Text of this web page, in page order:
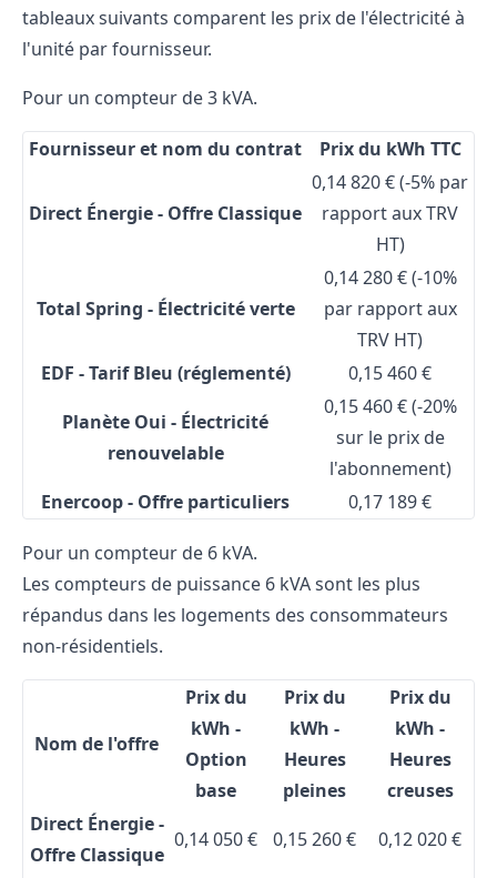
tableaux suivants comparent les prix de l'électricité à
l'unité par fournisseur.
Pour un compteur de 3 kVA.
Fournisseur et nom du contrat Prix du kWh TTC
Direct Énergie - Offre Classique
0,14 820 € (-5% par
rapport aux TRV
HT)
Total Spring - Électricité verte
0,14 280 € (-10%
par rapport aux
TRV HT)
EDF - Tarif Bleu (réglementé)
0,15 460 €
Planète Oui - Électricité
renouvelable
0,15 460 € (-20%
sur le prix de
l'abonnement)
Enercoop - Offre particuliers
0,17 189 €
Pour un compteur de 6 kVA.
Les compteurs de puissance 6 kVA sont les plus
répandus dans les logements des consommateurs
non-résidentiels.
Nom de l'offre
Prix du
kWh -
Option
base
Prix du
kWh -
Heures
pleines
Prix du
kWh -
Heures
creuses
Direct Énergie -
Offre Classique
0,14 050 € 0,15 260 €
0,12 020 €